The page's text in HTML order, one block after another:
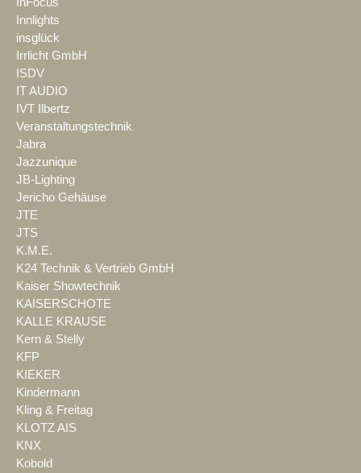
Innlights
insglück
Irrlicht GmbH
ISDV
IT AUDIO
IVT Ilbertz
Veranstaltungstechnik
Jabra
Jazzunique
JB-Lighting
Jericho Gehäuse
JTE
JTS
K.M.E.
K24 Technik & Vertrieb GmbH
Kaiser Showtechnik
KAISERSCHOTE
KALLE KRAUSE
Kern & Stelly
KFP
KIEKER
Kindermann
Kling & Freitag
KLOTZ AIS
KNX
Kobold